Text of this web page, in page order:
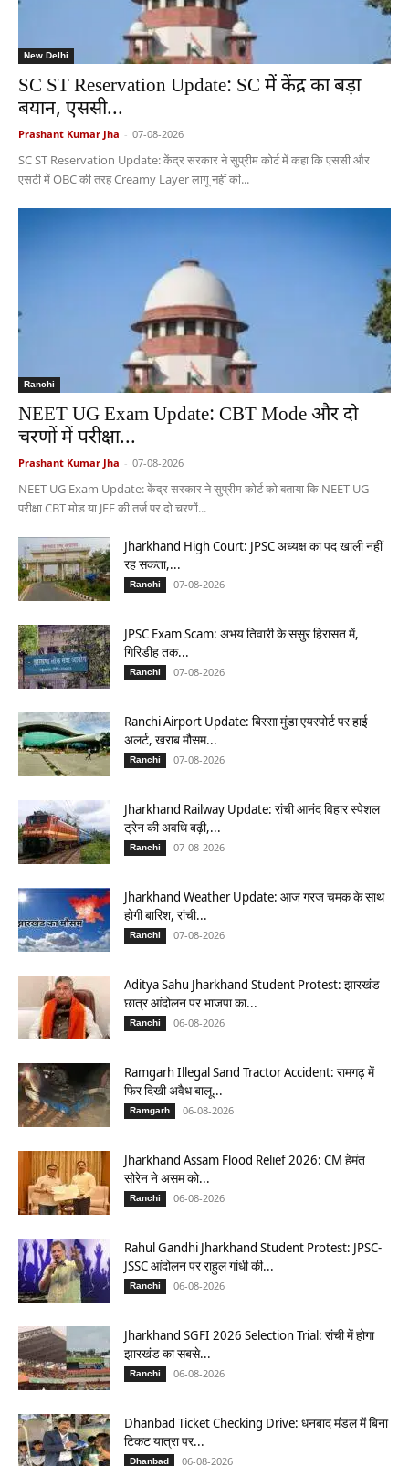
New Delhi
SC ST Reservation Update: SC में केंद्र का बड़ा
बयान, एससी...
Prashant Kumar Jha - 07-08-2026
SC ST Reservation Update: केंद्र सरकार ने सुप्रीम कोर्ट में कहा कि एससी और
एसटी में OBC की तरह Creamy Layer लागू नहीं की...
Ranchi
NEET UG Exam Update: CBT Mode और दो
चरणों में परीक्षा...
Prashant Kumar Jha - 07-08-2026
NEET UG Exam Update: केंद्र सरकार ने सुप्रीम कोर्ट को बताया कि NEET UG
परीक्षा CBT मोड या JEE की तर्ज पर दो चरणों...
Jharkhand High Court: JPSC अध्यक्ष का पद खाली नहीं
रह सकता,...
Ranchi 07-08-2026
JPSC Exam Scam: अभय तिवारी के ससुर हिरासत में,
गिरिडीह तक...
Ranchi 07-08-2026
Ranchi Airport Update: बिरसा मुंडा एयरपोर्ट पर हाई
अलर्ट, खराब मौसम...
Ranchi 07-08-2026
Jharkhand Railway Update: रांची आनंद विहार स्पेशल
ट्रेन की अवधि बढ़ी,...
Ranchi 07-08-2026
Jharkhand Weather Update: आज गरज चमक के साथ
होगी बारिश, रांची...
Ranchi 07-08-2026
Aditya Sahu Jharkhand Student Protest: झारखंड
छात्र आंदोलन पर भाजपा का...
Ranchi 06-08-2026
Ramgarh Illegal Sand Tractor Accident: रामगढ़ में
फिर दिखी अवैध बालू...
Ramgarh 06-08-2026
Jharkhand Assam Flood Relief 2026: CM हेमंत
सोरेन ने असम को...
Ranchi 06-08-2026
Rahul Gandhi Jharkhand Student Protest: JPSC-
JSSC आंदोलन पर राहुल गांधी की...
Ranchi 06-08-2026
Jharkhand SGFI 2026 Selection Trial: रांची में होगा
झारखंड का सबसे...
Ranchi 06-08-2026
Dhanbad Ticket Checking Drive: धनबाद मंडल में बिना
टिकट यात्रा पर...
Dhanbad 06-08-2026